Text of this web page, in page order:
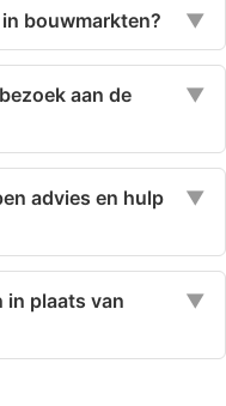
bouwmarkten? ▼
aan de
▼
advies en hulp
▼
in plaats van
▼